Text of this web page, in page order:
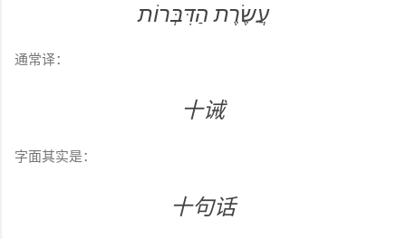
עֲשֶׂרֶת הַדִּבְּרוֹת
通常译：
十诫
字面其实是：
十句话